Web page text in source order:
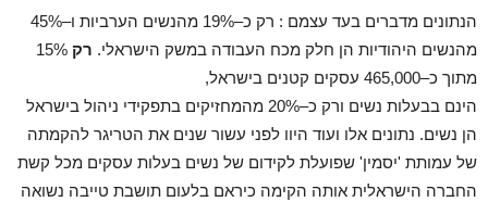
הנתונים מדברים בעד עצמם : רק כ–19% מהנשים הערביות ו–45%
מהנשים היהודיות הן חלק מכח העבודה במשק הישראלי. רק 15%
מתוך כ–465,000 עסקים קטנים בישראל,
הינם בבעלות נשים
ורק כ–20% מהמחזיקים בתפקידי ניהול בישראל
הן נשים. נתונים אלו ועוד היוו לפני עשור שנים את הטריגר להקמתה
של עמותת 'יסמין' שפועלת לקידום של נשים בעלות עסקים מכל קשת
החברה הישראלית אותה הקימה כיראם בלעום תושבת טייבה נשואה